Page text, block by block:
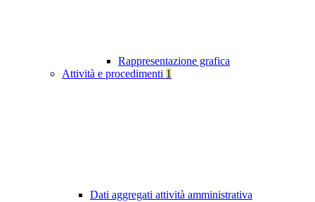
Rappresentazione grafica
Attività e procedimenti 1
Dati aggregati attività amministrativa